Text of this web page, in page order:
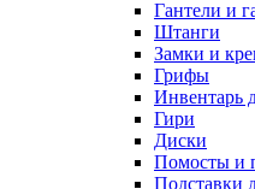
Гантели и
Штанги
Замки и
Грифы
Инвентарь
Гири
Диски
Помосты и
Подставки